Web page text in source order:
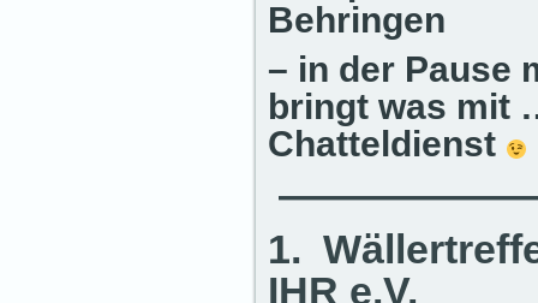
Behringen
– in der Pause
bringt was mit
Chatteldienst
1.
IHR e.V.